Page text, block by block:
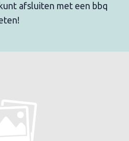
afsluiten met een bbq